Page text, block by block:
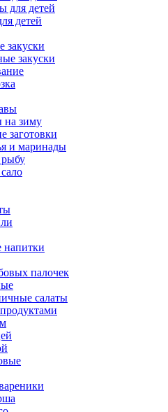
для детей
детей
закуски
закуски
на зиму
заготовки
и маринады
напитки
палочек
салаты